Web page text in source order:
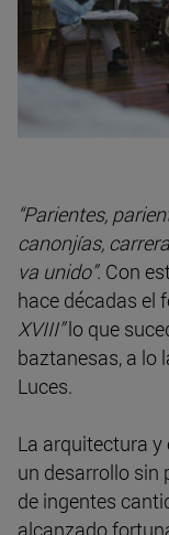
“Parientes,
canonjías,
va unido”. Con
hace décadas el
XVIII”lo que
baztanesas, a lo
Luces.
La arquitectura y
un desarrollo sin
de ingentes
alcanzado